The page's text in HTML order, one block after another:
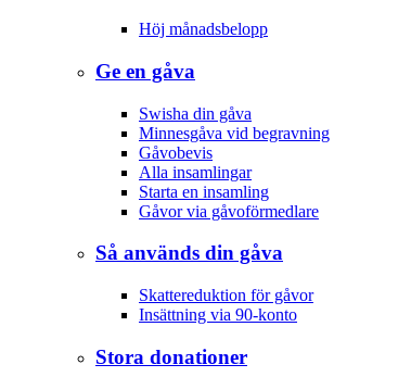
Höj månadsbelopp
Ge en gåva
Swisha din gåva
Minnesgåva vid begravning
Gåvobevis
Alla insamlingar
Starta en insamling
Gåvor via gåvoförmedlare
Så används din gåva
Skattereduktion för gåvor
Insättning via 90-konto
Stora donationer